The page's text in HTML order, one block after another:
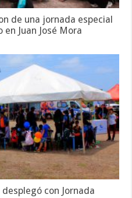
de una jornada especial
Juan José Mora
con Jornada